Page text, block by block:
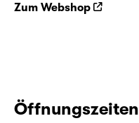
Zum Webshop